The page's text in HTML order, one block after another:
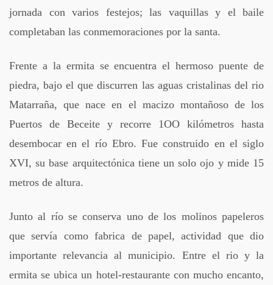
jornada con varios festejos; las vaquillas y el baile
completaban las conmemoraciones por la santa.
Frente a la ermita se encuentra el hermoso puente de
piedra, bajo el que discurren las aguas cristalinas del rio
Matarraña, que nace en el macizo montañoso de los
Puertos de Beceite y recorre 1OO kilómetros hasta
desembocar en el río Ebro. Fue construido en el siglo
XVI, su base arquitectónica tiene un solo ojo y mide 15
metros de altura.
Junto al río se conserva uno de los molinos papeleros
que servía como fabrica de papel, actividad que dio
importante relevancia al municipio. Entre el rio y la
ermita se ubica un hotel-restaurante con mucho encanto,